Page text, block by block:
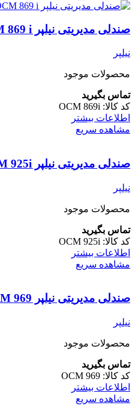
صندلی مدیریتی نیلپر Nilper OCM 869 i
نیلپر
محصولات موجود
تماس بگیرید
کد کالا: OCM 869i
اطلاعات بیشتر
مشاهده سریع
صندلی مدیریتی نیلپر Nilper OCM 925i
نیلپر
محصولات موجود
تماس بگیرید
کد کالا: OCM 925i
اطلاعات بیشتر
مشاهده سریع
صندلی مدیریتی نیلپر Nilper OCM 969
نیلپر
محصولات موجود
تماس بگیرید
کد کالا: OCM 969
اطلاعات بیشتر
مشاهده سریع